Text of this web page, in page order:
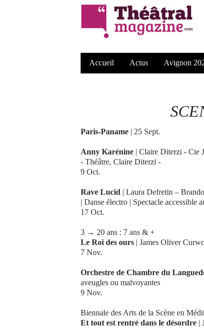
Accueil Actus Avignon
Paris-Paname | 25 Sept.
Anny Karénine | Claire Diterzi - Cie
- Théâtre, Claire Diterzi -
9 Oct.
Rave Lucid | Laura Defretin –
| Danse électro | Spectacle accessible
17 Oct.
3 → 20 ans : 7 ans & +
Le Roi des ours | James Oliver
7 Nov.
Orchestre de Chambre du
aveugles ou malvoyantes
9 Nov.
Biennale des Arts de la Scène en
Et tout est rentré dans le désordre |